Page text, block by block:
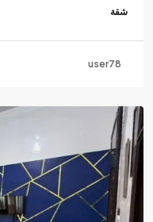
شقة
user78